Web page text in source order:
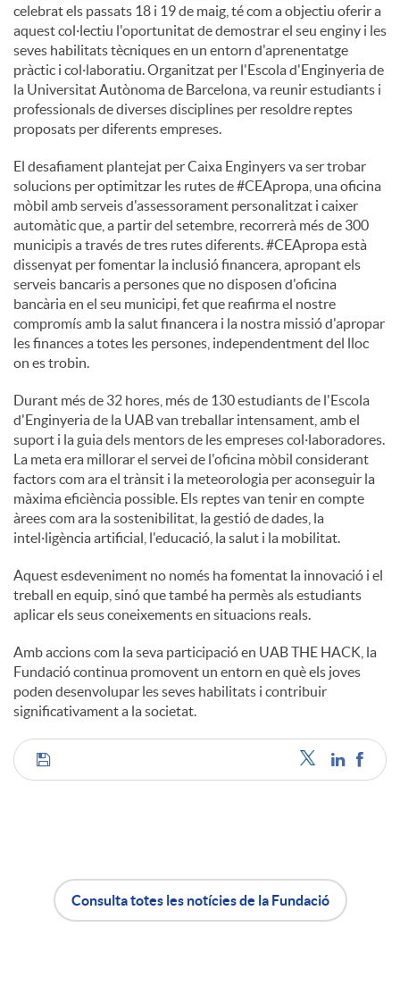
celebrat els passats 18 i 19 de maig, té com a objectiu oferir a
aquest col·lectiu l'oportunitat de demostrar el seu enginy i les
seves habilitats tècniques en un entorn d'aprenentatge
pràctic i col·laboratiu. Organitzat per l'Escola d'Enginyeria de
la Universitat Autònoma de Barcelona, va reunir estudiants i
professionals de diverses disciplines per resoldre reptes
proposats per diferents empreses.
El desafiament plantejat per Caixa Enginyers va ser trobar
solucions per optimitzar les rutes de #CEApropa, una oficina
mòbil amb serveis d'assessorament personalitzat i caixer
automàtic que, a partir del setembre, recorrerà més de 300
municipis a través de tres rutes diferents. #CEApropa està
dissenyat per fomentar la inclusió financera, apropant els
serveis bancaris a persones que no disposen d'oficina
bancària en el seu municipi, fet que reafirma el nostre
compromís amb la salut financera i la nostra missió d'apropar
les finances a totes les persones, independentment del lloc
on es trobin.
Durant més de 32 hores, més de 130 estudiants de l'Escola
d'Enginyeria de la UAB van treballar intensament, amb el
suport i la guia dels mentors de les empreses col·laboradores.
La meta era millorar el servei de l'oficina mòbil considerant
factors com ara el trànsit i la meteorologia per aconseguir la
màxima eficiència possible. Els reptes van tenir en compte
àrees com ara la sostenibilitat, la gestió de dades, la
intel·ligència artificial, l'educació, la salut i la mobilitat.
Aquest esdeveniment no només ha fomentat la innovació i el
treball en equip, sinó que també ha permès als estudiants
aplicar els seus coneixements en situacions reals.
Amb accions com la seva participació en UAB THE HACK, la
Fundació continua promovent un entorn en què els joves
poden desenvolupar les seves habilitats i contribuir
significativament a la societat.
C
Consulta totes les notícies de la Fundació